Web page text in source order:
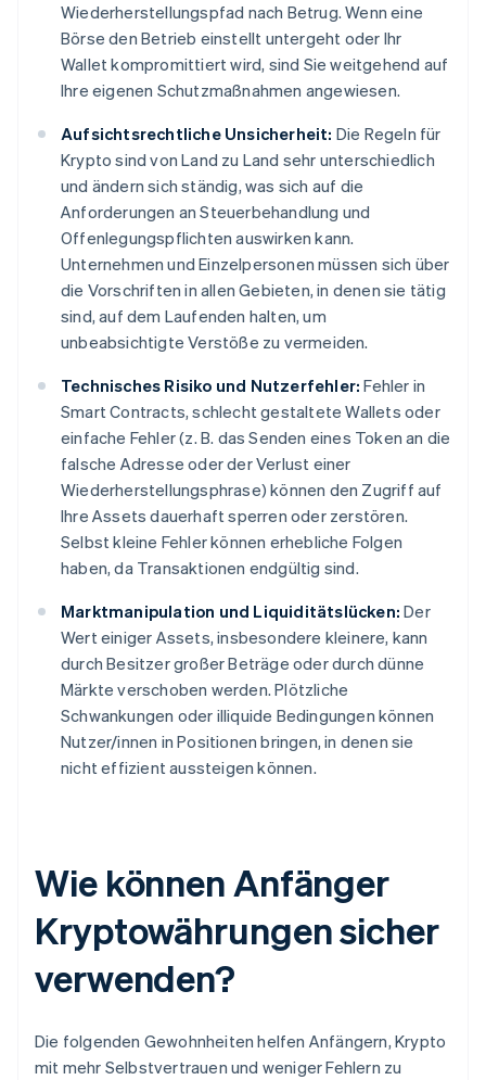
Wiederherstellungspfad nach Betrug. Wenn eine
Börse den Betrieb einstellt untergeht oder Ihr
Wallet kompromittiert wird, sind Sie weitgehend auf
Ihre eigenen Schutzmaßnahmen angewiesen.
Aufsichtsrechtliche Unsicherheit: Die Regeln für
Krypto sind von Land zu Land sehr unterschiedlich
und ändern sich ständig, was sich auf die
Anforderungen an Steuerbehandlung und
Offenlegungspflichten auswirken kann.
Unternehmen und Einzelpersonen müssen sich über
die Vorschriften in allen Gebieten, in denen sie tätig
sind, auf dem Laufenden halten, um
unbeabsichtigte Verstöße zu vermeiden.
Technisches Risiko und Nutzerfehler: Fehler in
Smart Contracts, schlecht gestaltete Wallets oder
einfache Fehler (z. B. das Senden eines Token an die
falsche Adresse oder der Verlust einer
Wiederherstellungsphrase) können den Zugriff auf
Ihre Assets dauerhaft sperren oder zerstören.
Selbst kleine Fehler können erhebliche Folgen
haben, da Transaktionen endgültig sind.
Marktmanipulation und Liquiditätslücken: Der
Wert einiger Assets, insbesondere kleinere, kann
durch Besitzer großer Beträge oder durch dünne
Märkte verschoben werden. Plötzliche
Schwankungen oder illiquide Bedingungen können
Nutzer/innen in Positionen bringen, in denen sie
nicht effizient aussteigen können.
Wie können Anfänger
Kryptowährungen sicher
verwenden?
Die folgenden Gewohnheiten helfen Anfängern, Krypto
mit mehr Selbstvertrauen und weniger Fehlern zu